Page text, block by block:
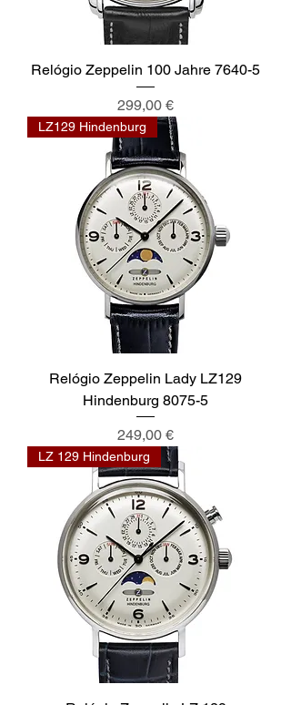
Relógio Zeppelin 100 Jahre 7640-5
Preço
299,00 €
LZ129 Hindenburg
Relógio Zeppelin Lady LZ129
Hindenburg 8075-5
Preço
249,00 €
LZ 129 Hindenburg